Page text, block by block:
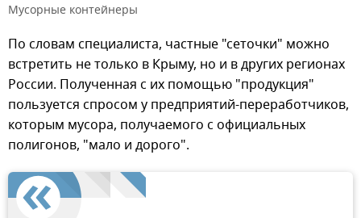
Мусорные контейнеры
По словам специалиста, частные "сеточки" можно
встретить не только в Крыму, но и в других регионах
России. Полученная с их помощью "продукция"
пользуется спросом у предприятий-переработчиков,
которым мусора, получаемого с официальных
полигонов, "мало и дорого".